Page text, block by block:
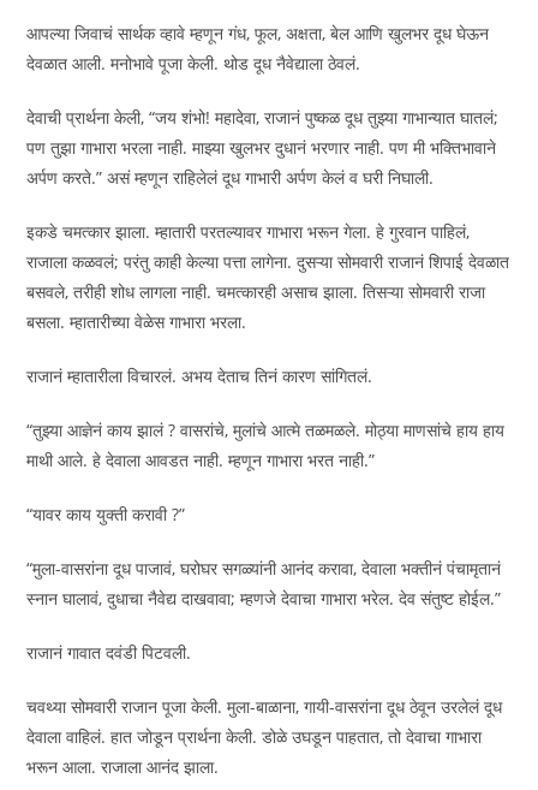
आपल्या जिवाचं सार्थक व्हावे म्हणून गंध, फूल, अक्षता, बेल आणि खुलभर दूध घेऊन
देवळात आली. मनोभावे पूजा केली. थोड दूध नैवेद्याला ठेवलं.
देवाची प्रार्थना केली, “जय शंभो! महादेवा, राजानं पुष्कळ दूध तुझ्या गाभान्यात घातलं;
पण तुझा गाभारा भरला नाही. माझ्या खुलभर दुधानं भरणार नाही. पण मी भक्तिभावाने
अर्पण करते.” असं म्हणून राहिलेलं दूध गाभारी अर्पण केलं व घरी निघाली.
इकडे चमत्कार झाला. म्हातारी परतल्यावर गाभारा भरून गेला. हे गुरवान पाहिलं,
राजाला कळवलं; परंतु काही केल्या पत्ता लागेना. दुसऱ्या सोमवारी राजानं शिपाई देवळात
बसवले, तरीही शोध लागला नाही. चमत्कारही असाच झाला. तिसऱ्या सोमवारी राजा
बसला. म्हातारीच्या वेळेस गाभारा भरला.
राजानं म्हातारीला विचारलं. अभय देताच तिनं कारण सांगितलं.
“तुझ्या आज्ञेनं काय झालं ? वासरांचे, मुलांचे आत्मे तळमळले. मोठ्या माणसांचे हाय हाय
माथी आले. हे देवाला आवडत नाही. म्हणून गाभारा भरत नाही.”
“यावर काय युक्ती करावी ?”
“मुला-वासरांना दूध पाजावं, घरोघर सगळ्यांनी आनंद करावा, देवाला भक्तीनं पंचामृतानं
स्नान घालावं, दुधाचा नैवेद्य दाखवावा; म्हणजे देवाचा गाभारा भरेल. देव संतुष्ट होईल.”
राजानं गावात दवंडी पिटवली.
चवथ्या सोमवारी राजान पूजा केली. मुला-बाळाना, गायी-वासरांना दूध ठेवून उरलेलं दूध
देवाला वाहिलं. हात जोडून प्रार्थना केली. डोळे उघडून पाहतात, तो देवाचा गाभारा
भरून आला. राजाला आनंद झाला.